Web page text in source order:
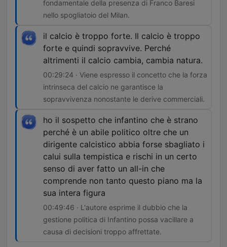
fondamentale della presenza di Franco Baresi
nello spogliatoio del Milan.
il calcio è troppo forte. Il calcio è troppo
forte e quindi sopravvive. Perché
altrimenti il calcio cambia, cambia natura.
00:29:24 · Viene espresso il concetto che la forza
intrinseca del calcio ne garantisce la
sopravvivenza nonostante le derive commerciali.
ho il sospetto che infantino che è strano
perché è un abile politico oltre che un
dirigente calcistico abbia forse sbagliato i
calui sulla tempistica e rischi in un certo
senso di aver fatto un all-in che
comprende non tanto questo piano ma la
sua intera figura
00:49:46 · L'autore esprime il dubbio che la
gestione politica di Infantino possa vacillare a
causa di decisioni troppo affrettate.